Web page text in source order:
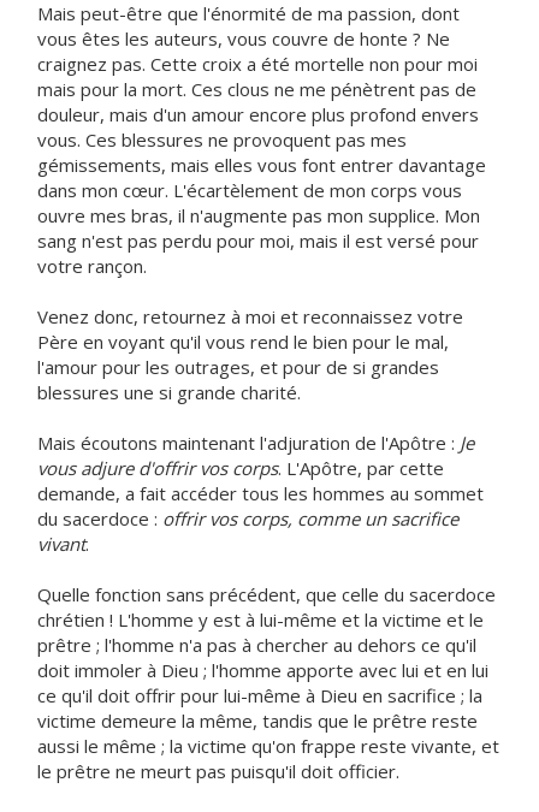
Mais peut-être que l'énormité de ma passion, dont
vous êtes les auteurs, vous couvre de honte ? Ne
craignez pas. Cette croix a été mortelle non pour moi
mais pour la mort. Ces clous ne me pénètrent pas de
douleur, mais d'un amour encore plus profond envers
vous. Ces blessures ne provoquent pas mes
gémissements, mais elles vous font entrer davantage
dans mon cœur. L'écartèlement de mon corps vous
ouvre mes bras, il n'augmente pas mon supplice. Mon
sang n'est pas perdu pour moi, mais il est versé pour
votre rançon.
Venez donc, retournez à moi et reconnaissez votre
Père en voyant qu'il vous rend le bien pour le mal,
l'amour pour les outrages, et pour de si grandes
blessures une si grande charité.
Mais écoutons maintenant l'adjuration de l'Apôtre : Je
vous adjure d'offrir vos corps. L'Apôtre, par cette
demande, a fait accéder tous les hommes au sommet
du sacerdoce : offrir vos corps, comme un sacrifice
vivant.
Quelle fonction sans précédent, que celle du sacerdoce
chrétien ! L'homme y est à lui-même et la victime et le
prêtre ; l'homme n'a pas à chercher au dehors ce qu'il
doit immoler à Dieu ; l'homme apporte avec lui et en lui
ce qu'il doit offrir pour lui-même à Dieu en sacrifice ; la
victime demeure la même, tandis que le prêtre reste
aussi le même ; la victime qu'on frappe reste vivante, et
le prêtre ne meurt pas puisqu'il doit officier.